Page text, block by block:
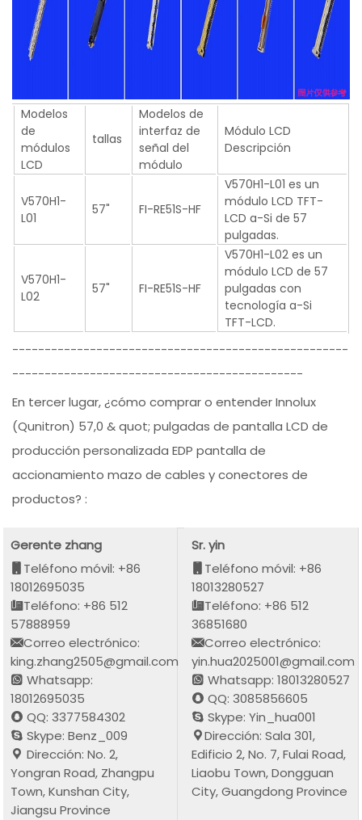
Modelos
de
módulos
LCD
tallas
Modelos de
interfaz de
señal del
módulo
Módulo LCD
Descripción
V570H1-
L01
57" FI-RE51S-HF
V570H1-L01 es un
módulo LCD TFT-
LCD a-Si de 57
pulgadas.
V570H1-
L02
57" FI-RE51S-HF
V570H1-L02 es un
módulo LCD de 57
pulgadas con
tecnología a-Si
TFT-LCD.
----------------------------------------------------
---------------------------------------------
En tercer lugar, ¿cómo comprar o entender Innolux
(Qunitron) 57,0 & quot; pulgadas de pantalla LCD de
producción personalizada EDP pantalla de
accionamiento mazo de cables y conectores de
productos? :
Gerente zhang
Teléfono móvil: +86
18012695035
Teléfono: +86 512
57888959
Correo electrónico:
king.zhang2505@gmail.com
Whatsapp:
18012695035
QQ: 3377584302
Skype: Benz_009
Dirección: No. 2,
Yongran Road, Zhangpu
Town, Kunshan City,
Jiangsu Province
Sr. yin
Teléfono móvil: +86
18013280527
Teléfono: +86 512
36851680
Correo electrónico:
yin.hua2025001@gmail.com
Whatsapp: 18013280527
QQ: 3085856605
Skype: Yin_hua001
Dirección: Sala 301,
Edificio 2, No. 7, Fulai Road,
Liaobu Town, Dongguan
City, Guangdong Province